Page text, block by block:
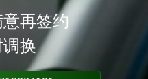
再签约
换